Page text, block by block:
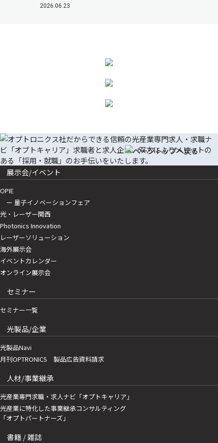
2026.06.23
展示会/イベント
OPIE
ー 量子イノベーションフェア
光・レーザー関西
Photonics Innovation
レーザーソリューション
海外展示会
イベントカレンダー
オンライン展示会
セミナー
セミナー一覧
光製品/企業
光製品Navi
月刊OPTRONICS 製品広告資料請求
人材/事業継承
光産業専門求職・求人ナビ「オプトキャリア」
光産業に特化した事業継承コンサルティング
「オプトパートナーズ」
書籍 / 雑誌